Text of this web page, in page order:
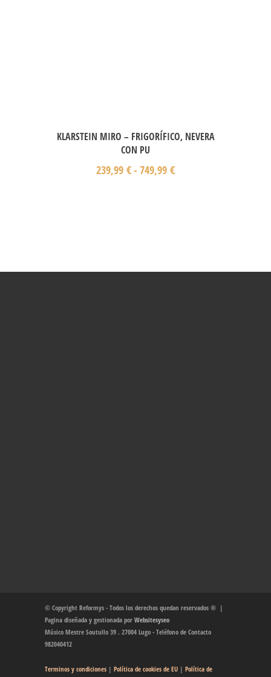
KLARSTEIN MIRO – FRIGORÍFICO, NEVERA
CON PU
239,99 €- 749,99 €
© Copyright Reformys - Todos los derechos quedan reservados ® |
Pagina diseñada y gestionada por Websitesyseo
Músico Mestre Soutullo 39 . 27004 Lugo - Teléfono de Contacto
982040412
Terminos y condiciones | Política de cookies de EU | Política de